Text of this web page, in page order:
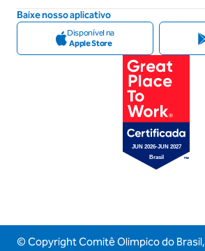
Baixe nosso aplicativo
Disponível na
Apple Store
© Copyright Comitê Olimpico do Brasil,